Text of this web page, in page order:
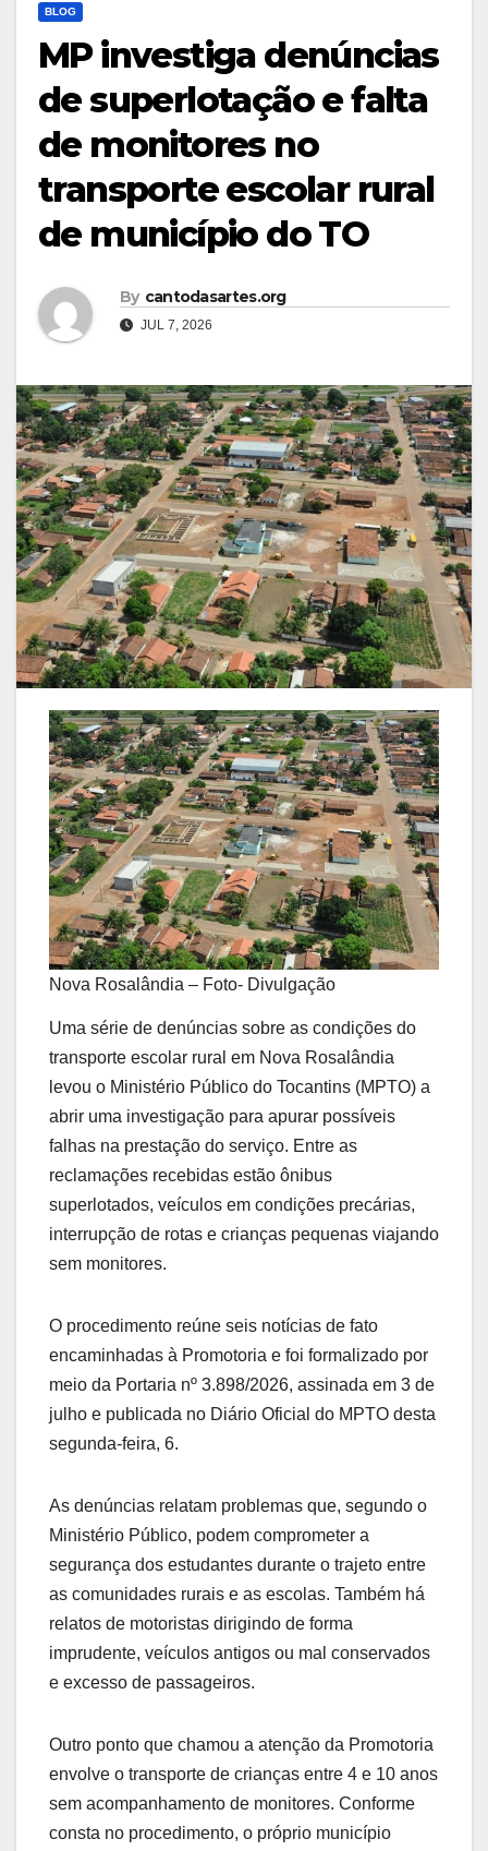
BLOG
MP investiga denúncias
de superlotação e falta
de monitores no
transporte escolar rural
de município do TO
By cantodasartes.org
JUL 7, 2026
Nova Rosalândia – Foto- Divulgação
Uma série de denúncias sobre as condições do
transporte escolar rural em Nova Rosalândia
levou o Ministério Público do Tocantins (MPTO) a
abrir uma investigação para apurar possíveis
falhas na prestação do serviço. Entre as
reclamações recebidas estão ônibus
superlotados, veículos em condições precárias,
interrupção de rotas e crianças pequenas viajando
sem monitores.
O procedimento reúne seis notícias de fato
encaminhadas à Promotoria e foi formalizado por
meio da Portaria nº 3.898/2026, assinada em 3 de
julho e publicada no Diário Oficial do MPTO desta
segunda-feira, 6.
As denúncias relatam problemas que, segundo o
Ministério Público, podem comprometer a
segurança dos estudantes durante o trajeto entre
as comunidades rurais e as escolas. Também há
relatos de motoristas dirigindo de forma
imprudente, veículos antigos ou mal conservados
e excesso de passageiros.
Outro ponto que chamou a atenção da Promotoria
envolve o transporte de crianças entre 4 e 10 anos
sem acompanhamento de monitores. Conforme
consta no procedimento, o próprio município